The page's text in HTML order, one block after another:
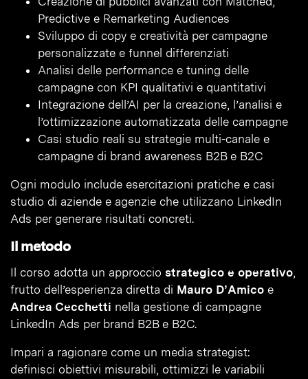
Predictive e Remarketing Audiences
Sviluppo di copy e creatività per campagne
personalizzate e funnel differenziati
Analisi delle performance e tuning delle
campagne con KPI qualitativi e quantitativi
Integrazione dell’AI per la creazione, l’analisi e
l’ottimizzazione automatizzata delle campagne
Casi studio reali su strategie multi-canale e
campagne di brand awareness B2B e B2C
Ogni modulo include esercitazioni pratiche e casi
studio di aziende e agenzie che utilizzano LinkedIn
Ads per generare risultati concreti.
Il metodo
Il corso adotta un approccio strategico e operativo,
frutto dell’esperienza diretta di Mauro D’Amico e
Andrea Cecchetti nella gestione di campagne
LinkedIn Ads per brand B2B e B2C.
Impari a ragionare come un media strategist:
definisci obiettivi misurabili, ottimizzi le variabili